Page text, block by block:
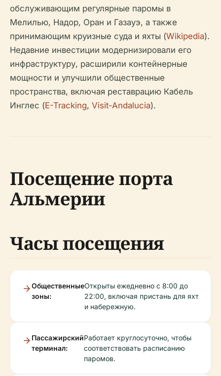
обслуживающим регулярные паромы в
Мелилью, Надор, Оран и Газауэ, а также
принимающим круизные суда и яхты (Wikipedia).
Недавние инвестиции модернизировали его
инфраструктуру, расширили контейнерные
мощности и улучшили общественные
пространства, включая реставрацию Кабель
Инглес (E-Tracking, Visit-Andalucia).
Посещение порта
Альмерии
Часы посещения
Общественные
зоны:
Открыты ежедневно с 8:00 до
22:00, включая пристань для яхт
и набережную.
Пассажирский
терминал:
Работает круглосуточно, чтобы
соответствовать расписанию
паромов.